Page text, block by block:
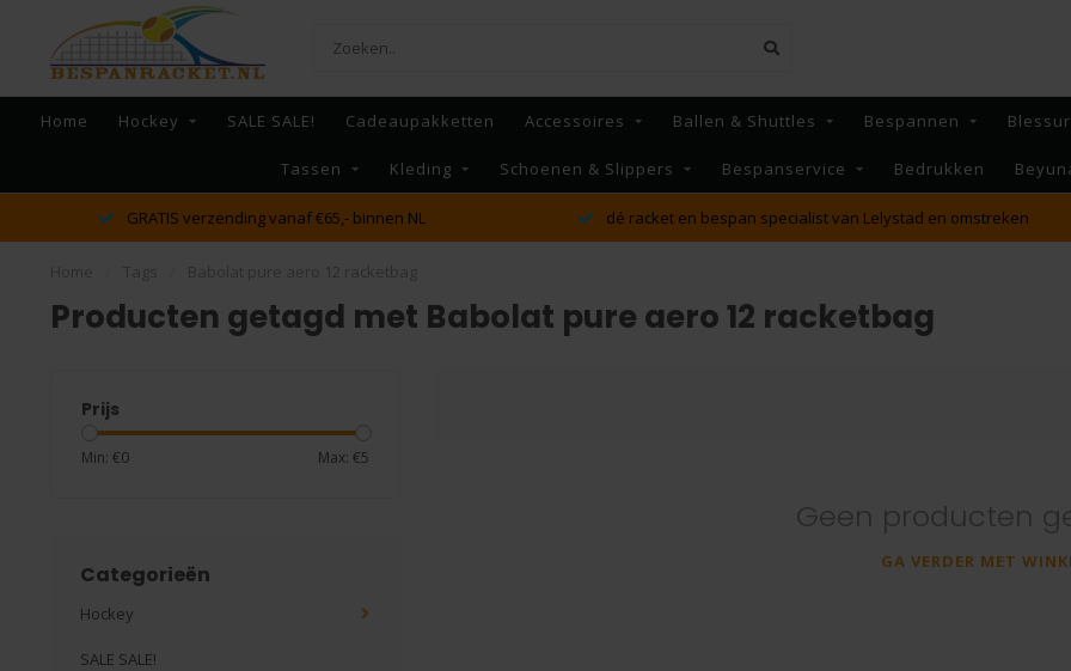
Home Hockey SALE SALE! Cadeaupakketten Accessoires Ballen & Shuttles Bespannen
Tassen Kleding Schoenen & Slippers Bespanservice Bedrukken
GRATIS verzending vanaf €65,- binnen NL dé racket en bespan specialist van Lelystad en omstreken
Producten getagd met Babolat pure aero 12 racketbag
Prijs
Min: €0 Max: €5
Categorieën
Hockey
SALE SALE!
Geen producten
GA VERDER MET